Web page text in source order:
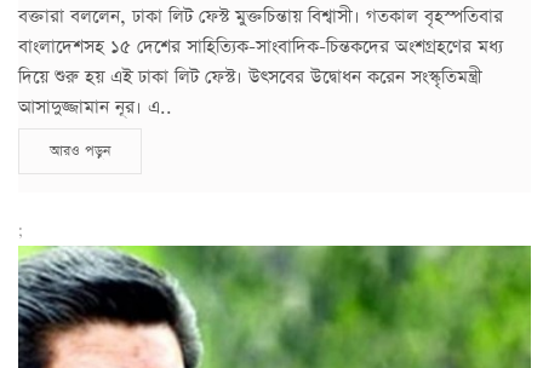
বক্তারা বললেন, ঢাকা লিট ফেস্ট মুক্তচিন্তায় বিশ্বাসী। গতকাল বৃহস্পতিবার
বাংলাদেশসহ ১৫ দেশের সাহিত্যিক-সাংবাদিক-চিন্তকদের অংশগ্রহণের মধ্য
দিয়ে শুরু হয় এই ঢাকা লিট ফেস্ট। উৎসবের উদ্বোধন করেন সংস্কৃতিমন্ত্রী
আসাদুজ্জামান নূর। এ..
আরও পড়ুন
;